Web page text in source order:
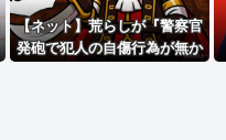
【ネット】荒らしが『警察官
発砲で犯人の自傷行為が無か